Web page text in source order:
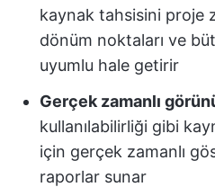
kaynak tahsisini proje
dönüm noktaları ve
uyumlu hale getirir
Gerçek zamanlı
kullanılabilirliği gibi
için gerçek zamanlı
raporlar sunar